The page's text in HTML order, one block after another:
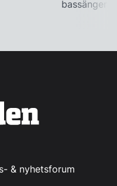
& nyhetsforum